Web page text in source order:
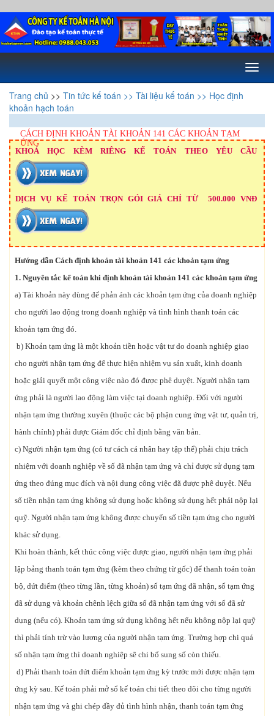
Toggle
Trang chủ >> Tin tức kế toán >> Tài liệu kế toán >> Học định
khoản hạch toán
CÁCH ĐỊNH KHOẢN TÀI KHOẢN 141 CÁC KHOẢN TẠM
ỨNG
KHOÁ HỌC KÈM RIÊNG KẾ TOÁN THEO YÊU CẦU
DỊCH VỤ KẾ TOÁN TRỌN GÓI GIÁ CHỈ TỪ 500.000 VNĐ
Hướng dẫn Cách định khoản tài khoản 141 các khoản tạm ứng
1. Nguyên tắc kế toán khi định khoản tài khoản 141 các khoản tạm ứng
a) Tài khoản này dùng để phản ánh các khoản tạm ứng của doanh nghiệp
cho người lao động trong doanh nghiệp và tình hình thanh toán các
khoản tạm ứng đó.
b) Khoản tạm ứng là một khoản tiền hoặc vật tư do doanh nghiệp giao
cho người nhận tạm ứng để thực hiện nhiệm vụ sản xuất, kinh doanh
hoặc giải quyết một công việc nào đó được phê duyệt. Người nhận tạm
ứng phải là người lao động làm việc tại doanh nghiệp. Đối với người
nhận tạm ứng thường xuyên (thuộc các bộ phận cung ứng vật tư, quản trị,
hành chính) phải được Giám đốc chỉ định bằng văn bản.
c) Người nhận tạm ứng (có tư cách cá nhân hay tập thể) phải chịu trách
nhiệm với doanh nghiệp về số đã nhận tạm ứng và chỉ được sử dụng tạm
ứng theo đúng mục đích và nội dung công việc đã được phê duyệt. Nếu
số tiền nhận tạm ứng không sử dụng hoặc không sử dụng hết phải nộp lại
quỹ. Người nhận tạm ứng không được chuyển số tiền tạm ứng cho người
khác sử dụng.
Khi hoàn thành, kết thúc công việc được giao, người nhận tạm ứng phải
lập bảng thanh toán tạm ứng (kèm theo chứng từ gốc) để thanh toán toàn
bộ, dứt điểm (theo từng lần, từng khoản) số tạm ứng đã nhận, số tạm ứng
đã sử dụng và khoản chênh lệch giữa số đã nhận tạm ứng với số đã sử
dụng (nếu có). Khoản tạm ứng sử dụng không hết nếu không nộp lại quỹ
thì phải tính trừ vào lương của người nhận tạm ứng. Trường hợp chi quá
số nhận tạm ứng thì doanh nghiệp sẽ chi bổ sung số còn thiếu.
d) Phải thanh toán dứt điểm khoản tạm ứng kỳ trước mới được nhận tạm
ứng kỳ sau. Kế toán phải mở sổ kế toán chi tiết theo dõi cho từng người
nhận tạm ứng và ghi chép đầy đủ tình hình nhận, thanh toán tạm ứng